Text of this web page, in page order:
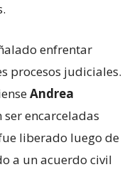
enfrentar
procesos judiciales.
Andrea
encarceladas
liberado luego de
a un acuerdo civil